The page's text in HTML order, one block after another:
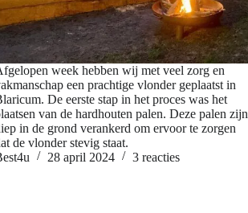
week hebben wij met veel zorg en
een prachtige vlonder geplaatst in
De eerste stap in het proces was het
van de hardhouten palen. Deze palen zijn
in de grond verankerd om ervoor te zorgen
de vlonder stevig staat.
28 april 2024 3 reacties